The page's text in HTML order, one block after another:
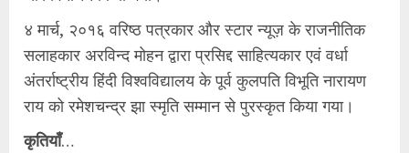
४ मार्च, २०१६ वरिष्ठ पत्रकार और स्टार न्यूज़ के राजनीतिक
सलाहकार अरविन्द मोहन द्वारा प्रसिद्द साहित्यकार एवं वर्धा
अंतर्राष्ट्रीय हिंदी विश्वविद्यालय के पूर्व कुलपति विभूति नारायण
राय को रमेशचन्द्र झा स्मृति सम्मान से पुरस्कृत किया गया।
कृतियाँ…